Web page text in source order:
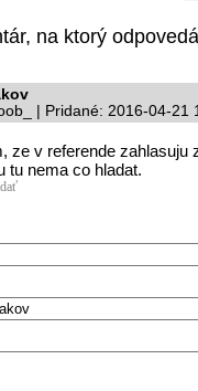
na ktorý
| Pridané: 2016-04-21
ze v referende zahlasuju
tu nema co hladat.